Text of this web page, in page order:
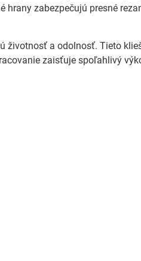
zabezpečujú presné
životnosť a odolnosť. Tieto
zaisťuje spoľahlivý